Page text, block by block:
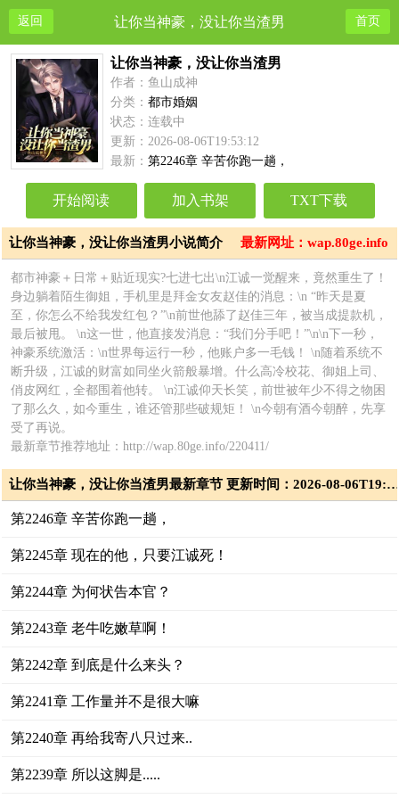
返回 让你当神豪，没让你当渣男 首页
让你当神豪，没让你当渣男
作者：鱼山成神
分类：都市婚姻
状态：连载中
更新：2026-08-06T19:53:12
最新：第2246章 辛苦你跑一趟，
开始阅读 加入书架 TXT下载
最新网址：wap.80ge.info
让你当神豪，没让你当渣男小说简介
都市神豪＋日常＋贴近现实?七进七出\n江诚一觉醒来，竟然重生了！
身边躺着陌生御姐，手机里是拜金女友赵佳的消息：\n “昨天是夏
至，你怎么不给我发红包？”\n前世他舔了赵佳三年，被当成提款机，
最后被甩。 \n这一世，他直接发消息：“我们分手吧！”\n\n下一秒，
神豪系统激活：\n世界每运行一秒，他账户多一毛钱！ \n随着系统不
断升级，江诚的财富如同坐火箭般暴增。什么高冷校花、御姐上司、
俏皮网红，全都围着他转。 \n江诚仰天长笑，前世被年少不得之物困
了那么久，如今重生，谁还管那些破规矩！ \n今朝有酒今朝醉，先享
受了再说。
最新章节推荐地址：http://wap.80ge.info/220411/
让你当神豪，没让你当渣男最新章节 更新时间：
第2246章 辛苦你跑一趟，
第2245章 现在的他，只要江诚死！
第2244章 为何状告本官？
第2243章 老牛吃嫩草啊！
第2242章 到底是什么来头？
第2241章 工作量并不是很大嘛
第2240章 再给我寄八只过来..
第2239章 所以这脚是.....